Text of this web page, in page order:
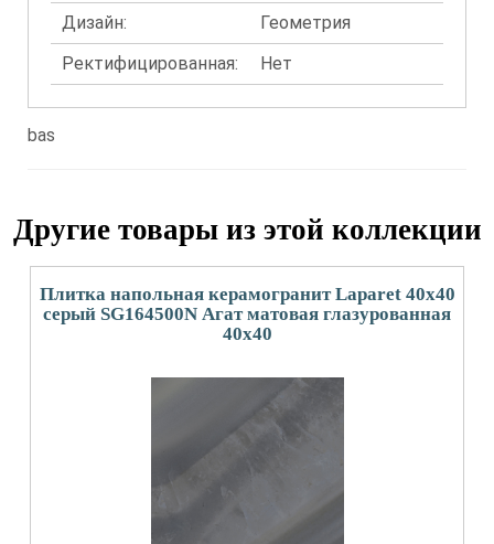
Дизайн:
Геометрия
Ректифицированная:
Нет
bas
Другие товары из этой коллекции
Плитка напольная керамогранит Laparet 40x40
серый SG164500N Агат матовая глазурованная
40x40